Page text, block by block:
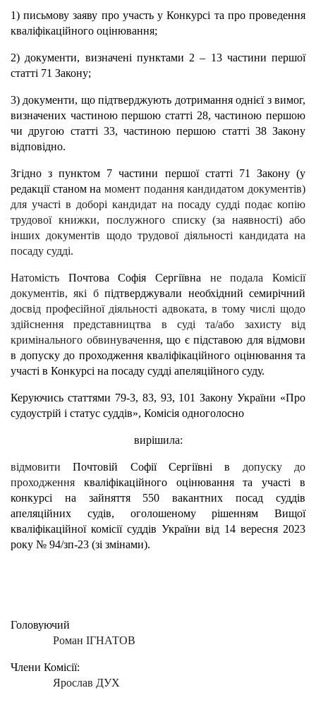
1) письмову заяву про участь у Конкурсі та про проведення
кваліфікаційного оцінювання;
2) документи, визначені пунктами 2 – 13 частини першої
статті 71 Закону;
3) документи, що підтверджують дотримання однієї з вимог,
визначених частиною першою статті 28, частиною першою
чи другою статті 33, частиною першою статті 38 Закону
відповідно.
Згідно з пунктом 7 частини першої статті 71 Закону (у
редакції станом на момент подання кандидатом документів)
для участі в доборі кандидат на посаду судді подає копію
трудової книжки, послужного списку (за наявності) або
інших документів щодо трудової діяльності кандидата на
посаду судді.
Натомість Почтова Софія Сергіївна не подала Комісії
документів, які бпідтверджували необхіднийсемирічний
досвід професійної діяльності адвоката, в тому числі щодо
здійснення представництва в суді та/або захисту від
кримінального обвинувачення, що є підставою для відмови
в допуску до проходження кваліфікаційного оцінювання та
участі в Конкурсі на посаду судді апеляційного суду.
Керуючись статтями 79-3, 83, 93, 101 Закону України «Про
судоустрій і статус суддів», Комісія одноголосно
вирішила:
відмовитиПочтовій Софії Сергіївні в допуску до
проходження кваліфікаційного оцінювання та участі в
конкурсі на зайняття 550 вакантних посад суддів
апеляційних судів, оголошеному рішенням Вищої
кваліфікаційної комісії суддів України від 14 вересня 2023
року № 94/зп-23 (зі змінами).
Головуючий
Роман ІГНАТОВ
Члени Комісії:
Ярослав ДУХ